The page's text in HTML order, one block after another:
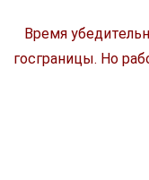
Время
госграницы. Но